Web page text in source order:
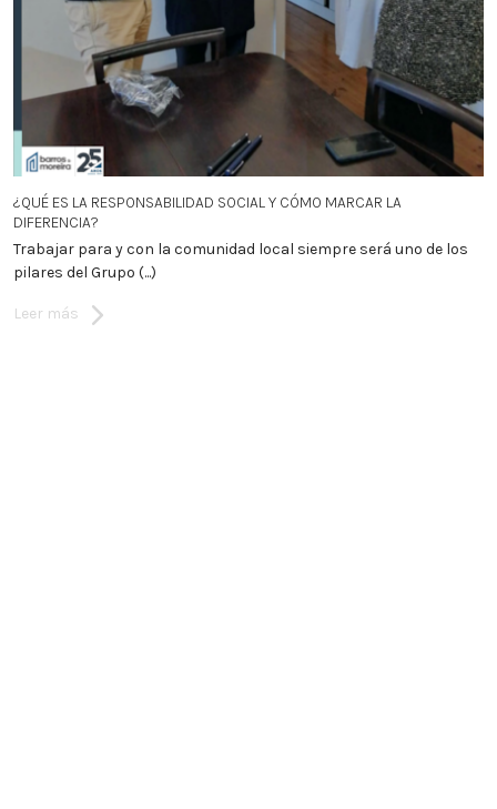
¿QUÉ ES LA RESPONSABILIDAD SOCIAL Y CÓMO MARCAR LA
DIFERENCIA?
Trabajar para y con la comunidad local siempre será uno de los
pilares del Grupo (...)
Leer más